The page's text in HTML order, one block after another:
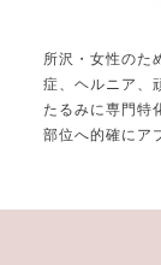
所沢・女性のた
症、ヘルニア、
たるみに専門特
部位へ的確にア